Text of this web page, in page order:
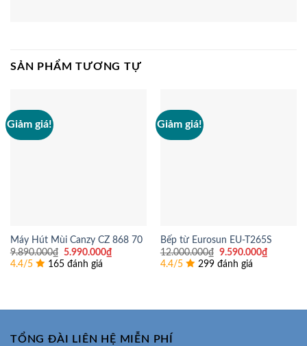
SẢN PHẨM TƯƠNG TỰ
Giảm giá!
Máy Hút Mùi Canzy CZ 868 70
9.890.000₫ Giá
gốc
là:
5.990.000₫Giá
4.4/5 165 đánh giá
Giảm giá!
Bếp từ Eurosun EU-T265S
12.000.000₫ Giá
gốc
là:
9.590.000₫Giá
4.4/5 299 đánh giá
TỔNG ĐÀI LIÊN HỆ MIỄN PHÍ